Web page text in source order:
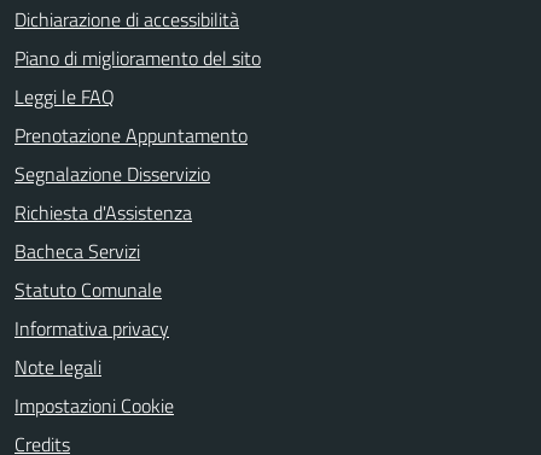
Dichiarazione di accessibilità
Piano di miglioramento del sito
Leggi le FAQ
Prenotazione Appuntamento
Segnalazione Disservizio
Richiesta d'Assistenza
Bacheca Servizi
Statuto Comunale
Informativa privacy
Note legali
Impostazioni Cookie
Credits